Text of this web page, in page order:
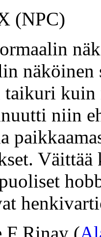
(NPC)
näköinen
taikuri
niin
Väittää
F Rinay (